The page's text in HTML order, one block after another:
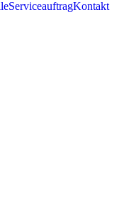
ServiceauftragKontakt